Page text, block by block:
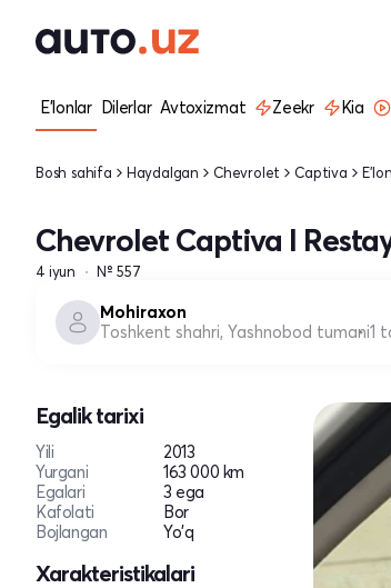
E'lonlar Dilerlar Avtoxizmat Zeekr Kia
Bosh sahifa Haydalgan Chevrolet Captiva
Chevrolet Captiva I
4 iyun № 557
Mohiraxon
Toshkent shahri, Yashnobod tumani1
Egalik tarixi
Yili
2013
Yurgani
163 000 km
Egalari
3 ega
Kafolati
Bor
Bojlangan
Yo'q
Xarakteristikalari